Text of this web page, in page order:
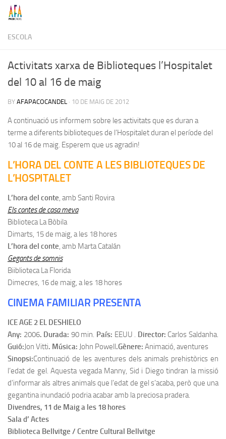
Skip to content
ESCOLA
Activitats xarxa de Biblioteques l’Hospitalet
del 10 al 16 de maig
BY AFAPACOCANDEL · 10 DE MAIG DE 2012
A continuació us informem sobre les activitats que es duran a
terme a diferents biblioteques de l’Hospitalet duran el període del
10 al 16 de maig. Esperem que us agradin!
L’HORA DEL CONTE A LES BIBLIOTEQUES DE
L’HOSPITALET
L’hora del conte, amb Santi Rovira
Els contes de casa meva
Biblioteca La Bòbila
Dimarts, 15 de maig, a les 18 hores
L’hora del conte, amb Marta Catalán
Gegants de somnis
Biiblioteca La Florida
Dimecres, 16 de maig, a les 18 hores
CINEMA FAMILIAR PRESENTA
ICE AGE 2 EL DESHIELO
Any: 2006. Durada: 90 min. País: EEUU . Director: Carlos Saldanha.
Guió:Jon Vitti. Música: John Powell.Gènere: Animació, aventures
Sinopsi:Continuació de les aventures dels animals prehistòrics en
l’edat de gel. Aquesta vegada Manny, Sid i Diego tindran la missió
d’informar als altres animals que l’edat de gel s’acaba, però que una
gegantina inundació podria acabar amb la preciosa pradera.
Divendres, 11 de Maig a les 18 hores
Sala d’ Actes
Biblioteca Bellvitge / Centre Cultural Bellvitge